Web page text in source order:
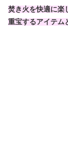
焚き火を快適に楽
重宝するアイテム